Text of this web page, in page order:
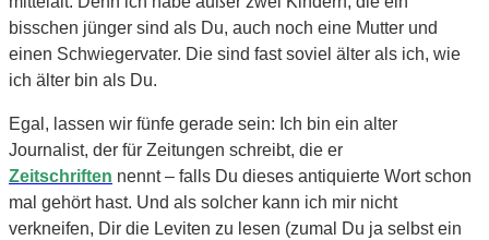
bisschen jünger sind als Du, auch noch eine Mutter und
einen Schwiegervater. Die sind fast soviel älter als ich, wie
ich älter bin als Du.
Egal, lassen wir fünfe gerade sein: Ich bin ein alter
Journalist, der für Zeitungen schreibt, die er
Zeitschriften nennt – falls Du dieses antiquierte Wort schon
mal gehört hast. Und als solcher kann ich mir nicht
verkneifen, Dir die Leviten zu lesen (zumal Du ja selbst ein